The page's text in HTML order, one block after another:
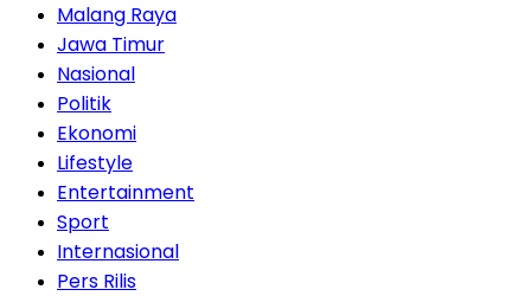
Malang Raya
Jawa Timur
Nasional
Politik
Ekonomi
Lifestyle
Entertainment
Sport
Internasional
Pers Rilis